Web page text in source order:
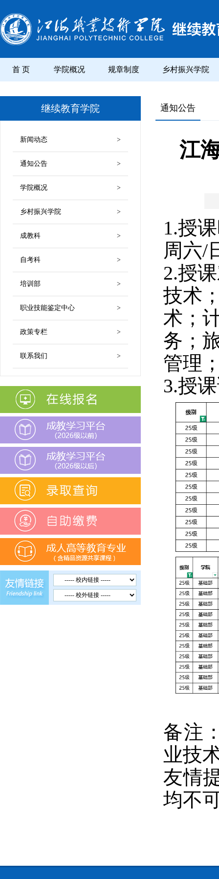
首 页 学院概况 规章制度 乡村振兴学院
继续教育学院
>
新闻动态
>
通知公告
>
学院概况
>
乡村振兴学院
>
成教科
>
自考科
>
培训部
>
职业技能鉴定中心
>
政策专栏
>
联系我们
通知公告
江
1.授
周六/
2.授
技术
术；
务；
管理
3.授
备注
业技
友情
均不